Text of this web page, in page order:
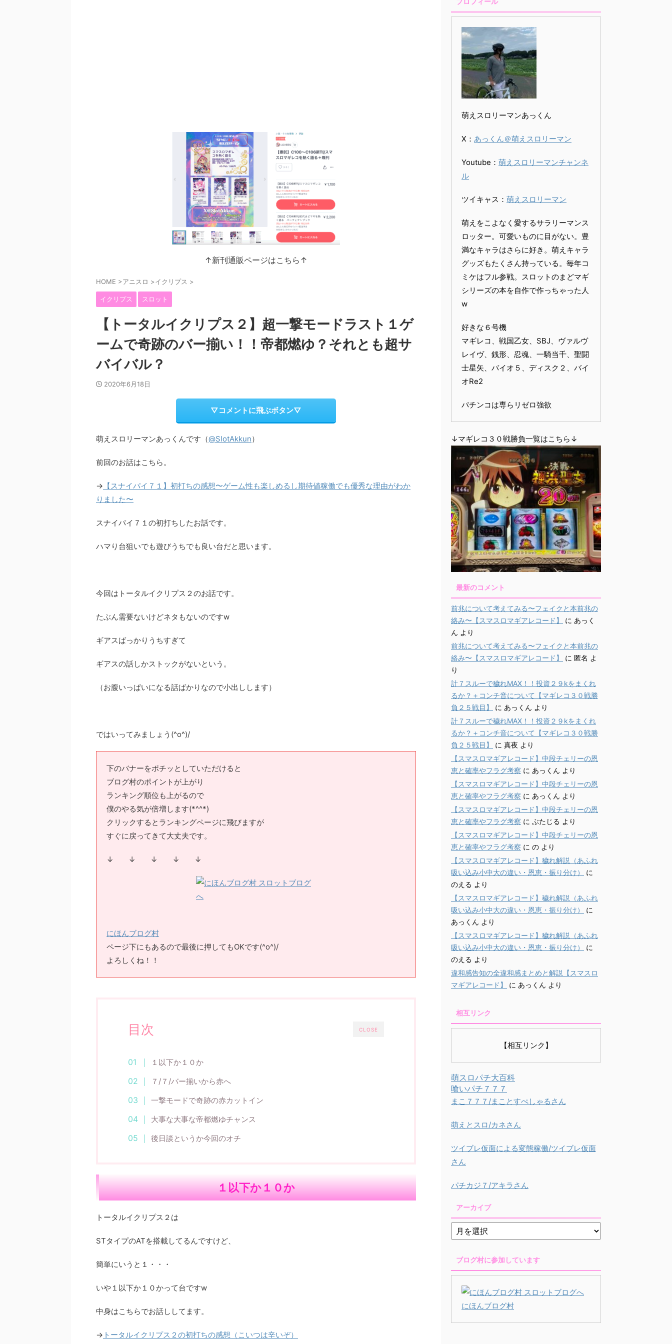
↑新刊通販ページはこちら↑
HOME >アニスロ >イクリプス >
イクリプス スロット
【トータルイクリプス２】超一撃モードラスト１ゲ
ームで奇跡のバー揃い！！帝都燃ゆ？それとも超サ
バイバル？
2020年6月18日
▽コメントに飛ぶボタン▽
萌えスロリーマンあっくんです（@SlotAkkun）
前回のお話はこちら。
→ 【スナイパイ７１】初打ちの感想〜ゲーム性も楽しめるし期待値稼働でも優秀な理由がわか
りました〜
スナイパイ７１の初打ちしたお話です。
ハマり台狙いでも遊びうちでも良い台だと思います。
今回はトータルイクリプス２のお話です。
たぶん需要ないけどネタもないのですw
ギアスばっかりうちすぎて
ギアスの話しかストックがないという。
（お腹いっぱいになる話ばかりなので小出しします）
ではいってみましょう(^o^)/
下のバナーをポチッとしていただけると
ブログ村のポイントが上がり
ランキング順位も上がるので
僕のやる気が倍増します(*^^*)
クリックするとランキングページに飛びますが
すぐに戻ってきて大丈夫です。
↓ ↓ ↓ ↓ ↓
にほんブログ村
ページ下にもあるので最後に押してもOKです(^o^)/
よろしくね！！
CLOSE
目次
１以下か１０か
７/７/バー揃いから赤へ
一撃モードで奇跡の赤カットイン
大事な大事な帝都燃ゆチャンス
後日談というか今回のオチ
１以下か１０か
トータルイクリプス２は
STタイプのATを搭載してるんですけど、
簡単にいうと１・・・
いや１以下か１０かって台ですw
中身はこちらでお話ししてます。
→ トータルイクリプス２の初打ちの感想（こいつは辛いぞ）
萌えスロリーマンあっくん
X： あっくん＠萌えスロリーマン
Youtube： 萌えスロリーマンチャンネ
ル
ツイキャス： 萌えスロリーマン
萌えをこよなく愛するサラリーマンス
ロッター。可愛いものに目がない。豊
満なキャラはさらに好き。萌えキャラ
グッズもたくさん持っている。毎年コ
ミケはフル参戦。スロットのまどマギ
シリーズの本を自作で作っちゃった人
w
好きな６号機
マギレコ、戦国乙女、SBJ、ヴァルヴ
レイヴ、銭形、忍魂、一騎当千、聖闘
士星矢、バイオ５、ディスク２、バイ
オRe2
パチンコは専らリゼロ強欲
↓マギレコ３０戦勝負一覧はこちら↓
最新のコメント
前兆について考えてみる〜フェイクと本前兆の
絡み〜【スマスロマギアレコード】
に あっく
ん より
前兆について考えてみる〜フェイクと本前兆の
絡み〜【スマスロマギアレコード】
に 匿名 よ
り
計７スルーで穢れMAX！！投資２９kをまくれ
るか？＋コンチ音について【マギレコ３０戦勝
負２５戦目】
に あっくん より
計７スルーで穢れMAX！！投資２９kをまくれ
るか？＋コンチ音について【マギレコ３０戦勝
負２５戦目】
に 真夜 より
【スマスロマギアレコード】中段チェリーの恩
恵と確率やフラグ考察 に あっくん より
【スマスロマギアレコード】中段チェリーの恩
恵と確率やフラグ考察 に あっくん より
【スマスロマギアレコード】中段チェリーの恩
恵と確率やフラグ考察 に ぶたじる より
【スマスロマギアレコード】中段チェリーの恩
恵と確率やフラグ考察 に の より
【スマスロマギアレコード】穢れ解説（あふれ
吸い込み小中大の違い・恩恵・振り分け）
に
のえる より
【スマスロマギアレコード】穢れ解説（あふれ
吸い込み小中大の違い・恩恵・振り分け）
に
あっくん より
【スマスロマギアレコード】穢れ解説（あふれ
吸い込み小中大の違い・恩恵・振り分け）
に
のえる より
違和感告知の全違和感まとめと解説【スマスロ
マギアレコード】
に あっくん より
相互リンク
【相互リンク】
萌スロパチ大百科
喰いパチ７７７
まこ７７７/まことすぺしゃるさん
萌えとスロ/カネさん
ツイブレ仮面による変態稼働/ツイブレ仮面
さん
パチカジ７/アキラさん
アーカイブ
ブログ村に参加しています
にほんブログ村